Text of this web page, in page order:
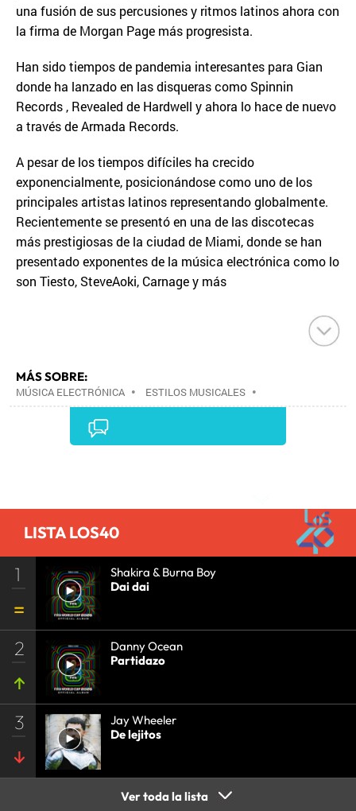
una fusión de sus percusiones y ritmos latinos ahora con
la firma de Morgan Page más progresista.
Han sido tiempos de pandemia interesantes para Gian
donde ha lanzado en las disqueras como Spinnin
Records , Revealed de Hardwell y ahora lo hace de nuevo
a través de Armada Records.
A pesar de los tiempos difíciles ha crecido
exponencialmente, posicionándose como uno de los
principales artistas latinos representando globalmente.
Recientemente se presentó en una de las discotecas
más prestigiosas de la ciudad de Miami, donde se han
presentado exponentes de la música electrónica como lo
son Tiesto, SteveAoki, Carnage y más
MÁS SOBRE:
MÚSICA ELECTRÓNICA • ESTILOS MUSICALES •
•
LISTA LOS40
1
Shakira & Burna Boy
Dai dai
2
Danny Ocean
Partidazo
3
Jay Wheeler
De lejitos
Ver toda la lista